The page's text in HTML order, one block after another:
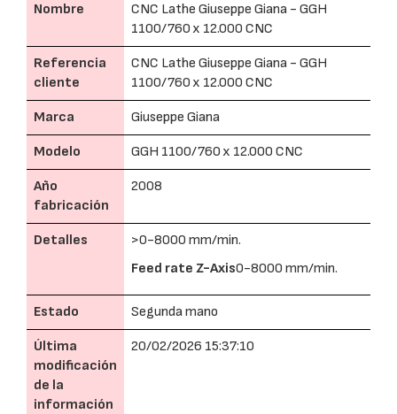
Nombre
CNC Lathe Giuseppe Giana - GGH
1100/760 x 12.000 CNC
Referencia
cliente
CNC Lathe Giuseppe Giana - GGH
1100/760 x 12.000 CNC
Marca Giuseppe Giana
Modelo GGH 1100/760 x 12.000 CNC
Año
fabricación
2008
Detalles
>0-8000 mm/min.
Feed rate Z-Axis0-8000 mm/min.
Estado Segunda mano
Última
modificación
de la
información
20/02/2026 15:37:10